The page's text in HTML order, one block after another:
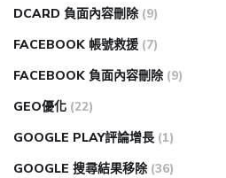
DCARD 負面內容刪除 (9)
FACEBOOK 帳號救援 (7)
FACEBOOK 負面內容刪除 (9)
GEO優化 (22)
GOOGLE PLAY評論增長 (1)
GOOGLE 搜尋結果移除 (36)